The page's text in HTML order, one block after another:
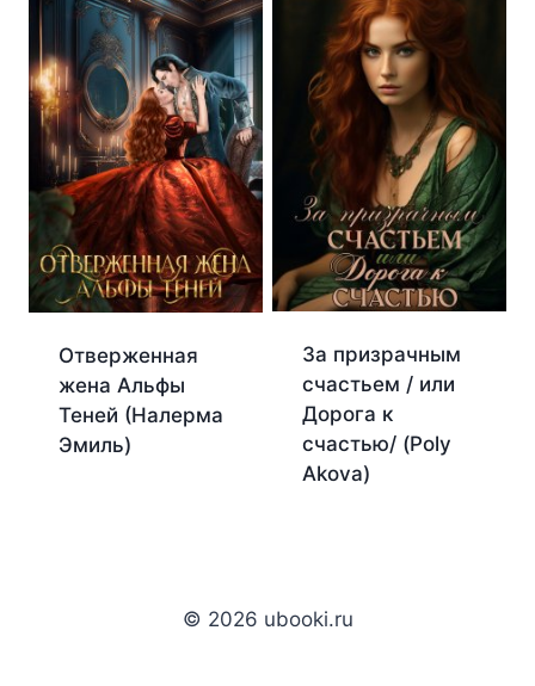
Отверженная
жена Альфы
Теней (Налерма
Эмиль)
За призрачным
счастьем / или
Дорога к
счастью/ (Poly
Аkova)
© 2026 ubooki.ru